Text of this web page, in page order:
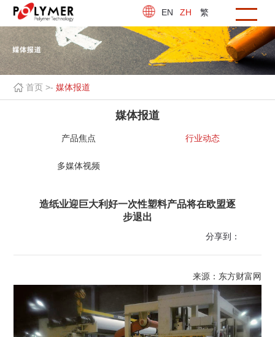
EN ZH 繁
首页 >-媒体报道
媒体报道
产品焦点 行业动态
多媒体视频
造纸业迎巨大利好一次性塑料产品将在欧盟逐
步退出
分享到：
来源：东方财富网